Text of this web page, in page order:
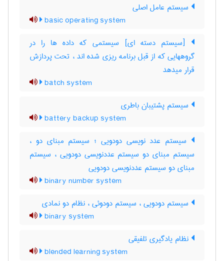
سیستم عامل اصلی
basic operating system
[سیستم دسته ای] سیستمی که داده ها را در
گروههایی که از قبل برنامه ریزی شده اند ، تحت پردازش
قرار میدهد
batch system
سیستم پشتیبان باطری
battery backup system
سیستم عدد نویسی دودویی ؛ سیستم مبنای دو ،
سیستم مبنای دو سیستم عددنویسی دودویی ، سیستم
مبنای دو سیستم عددنویسی دودویی
binary number system
سیستم دودویی ، سیستم دودوئی ، نظام دو نمادی
binary system
نظام یادگیری تلفیقی
blended learning system